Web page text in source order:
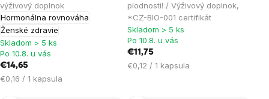
výživový doplnok
Hormonálna rovnováha
Ženské zdravie
Skladom > 5 ks
Po 10.8. u vás
€14,65
Jednotková
€0,16 / 1 kapsula
plodnosti! / Výživový doplnok,
*CZ-BIO-001 certifikát
5,0
z
5
hviezdičiek.
Skladom > 5 ks
Po 10.8. u vás
€11,75
Jednotková
€0,12 / 1 kapsula